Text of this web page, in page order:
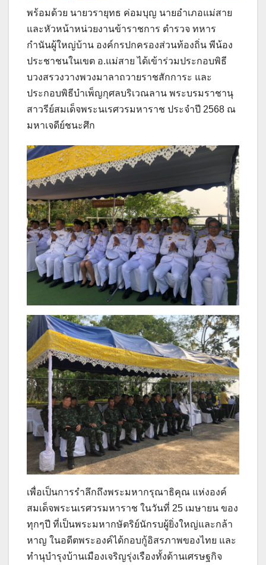
พร้อมด้วย นายวรายุทธ ค่อมบุญ นายอำเภอแม่สาย
และหัวหน้าหน่วยงานข้าราชการ ตำรวจ ทหาร
กำนันผู้ใหญ่บ้าน องค์กรปกครองส่วนท้องถิ่น พีน้อง
ประชาชนในเขต อ.แม่สาย ได้เข้าร่วมประกอบพิธี
บวงสรวงวางพวงมาลาถวายราชสักการะ และ
ประกอบพิธีบำเพ็ญกุศลบริเวณลาน พระบรมราชานุ
สาวรีย์สมเด็จพระนเรศวรมหาราช ประจำปี 2568 ณ
มหาเจดีย์ชนะศึก
เพื่อเป็นการรำลึกถึงพระมหากรุณาธิคุณ แห่งองค์
สมเด็จพระนเรศวรมหาราช ในวันที่ 25 เมษายน ของ
ทุกๆปี ที่เป็นพระมหากษัตริย์นักรบผู้ยิ่งใหญ่และกล้า
หาญ ในอดีตพระองค์ได้กอบกู้อิสรภาพของไทย และ
ทำนุบำรุงบ้านเมืองเจริญรุ่งเรืองทั้งด้านเศรษฐกิจ